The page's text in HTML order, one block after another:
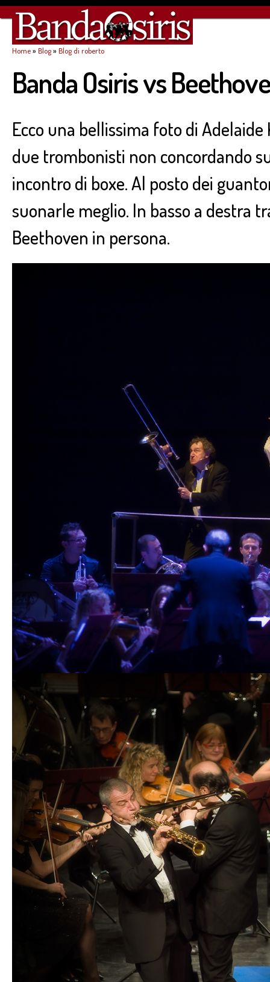
Tu sei qui
Home» Blog» Blog di roberto
Banda Osiris vs
Ecco una bellissima foto di
due trombonisti non concordando
incontro di boxe. Al posto dei
suonarle meglio. In basso a destra
Beethoven in persona.